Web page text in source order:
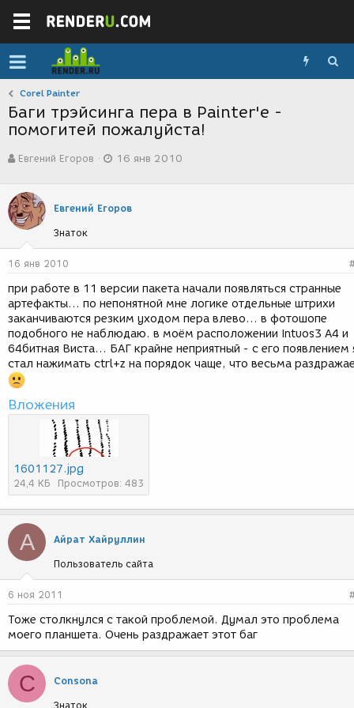
Corel Painter
Баги трэйсинга пера в Painter'е -
помогитей пожалуйста!
в
о
р
т
е
м
ы
Евгений Егоров
а
с
д
и
я
16 янв 2010
Евгений Егоров
Знаток
16 янв 2010
при работе в 11 версии пакета начали появляться странные
артефакты... по непонятной мне логике отдельные штрихи
заканчиваются резким уходом пера влево... в фотошопе
подобного не наблюдаю. в моём расположении Intuos3 A4 и
64битная Виста... БАГ крайне неприятный - с его появлением
стал нажимать ctrl+z на порядок чаще, что весьма
Вложения
1601127.jpg
24,4 КБ Просмотров: 483
А Айрат Хайруллин
Пользователь сайта
6 ноя 2011
Тоже столкнулся с такой проблемой. Думал это проблема
моего планшета. Очень раздражает этот баг
C Consona
Знаток